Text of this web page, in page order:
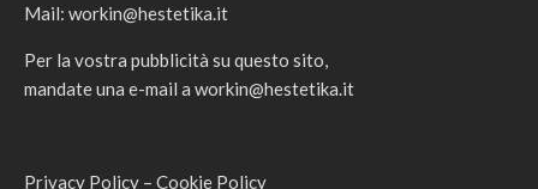
Mail: workin@hestetika.it
Per la vostra pubblicità su questo sito,
mandate una e-mail a workin@hestetika.it
Privacy Policy – Cookie Policy